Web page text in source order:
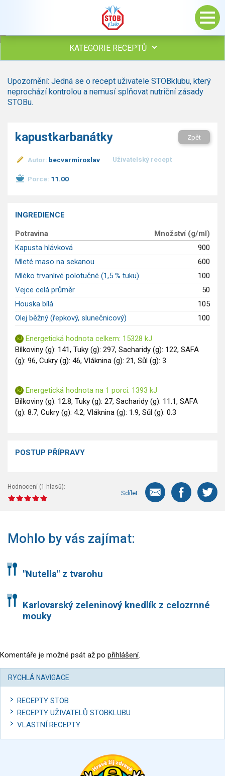
KATEGORIE RECEPTŮ
Polévky
Studená kuchyně
Bezmasé a zeleninové
Sladké pokrmy
Dezerty
Dětské recepty
GLP-1 recepty
Upozornění: Jedná se o recept uživatele STOBklubu, který
neprochází kontrolou a nemusí splňovat nutriční zásady
STOBu.
kapustkarbanátky Zpět
Autor: becvarmiroslav Uživatelský recept
Porce: 11.00
INGREDIENCE
Potravina
Množství (g/ml)
Kapusta hlávková
900
Mleté maso na sekanou
600
Mléko trvanlivé polotučné (1,5 % tuku)
100
Vejce celá průměr
50
Houska bílá
105
Olej běžný (řepkový, slunečnicový)
100
Energetická hodnota celkem: 15328 kJ
Bílkoviny (g): 141, Tuky (g): 297, Sacharidy (g): 122, SAFA
(g): 96, Cukry (g): 46, Vláknina (g): 21, Sůl (g): 3
Energetická hodnota na 1 porci: 1393 kJ
Bílkoviny (g): 12.8, Tuky (g): 27, Sacharidy (g): 11.1, SAFA
(g): 8.7, Cukry (g): 4.2, Vláknina (g): 1.9, Sůl (g): 0.3
POSTUP PŘÍPRAVY
Hodnocení (1 hlasů):
Sdílet:
Mohlo by vás zajímat:
"Nutella" z tvarohu
Karlovarský zeleninový knedlík z celozrnné
mouky
Komentáře je možné psát až po přihlášení.
RYCHLÁ NAVIGACE
RECEPTY STOB
RECEPTY UŽIVATELŮ STOBKLUBU
VLASTNÍ RECEPTY